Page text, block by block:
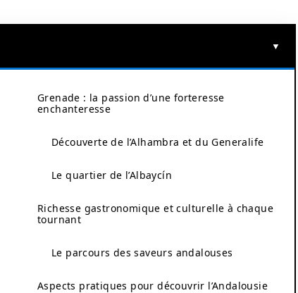
Grenade : la passion d’une forteresse
enchanteresse
Découverte de l’Alhambra et du Generalife
Le quartier de l’Albaycín
Richesse gastronomique et culturelle à chaque
tournant
Le parcours des saveurs andalouses
Aspects pratiques pour découvrir l’Andalousie